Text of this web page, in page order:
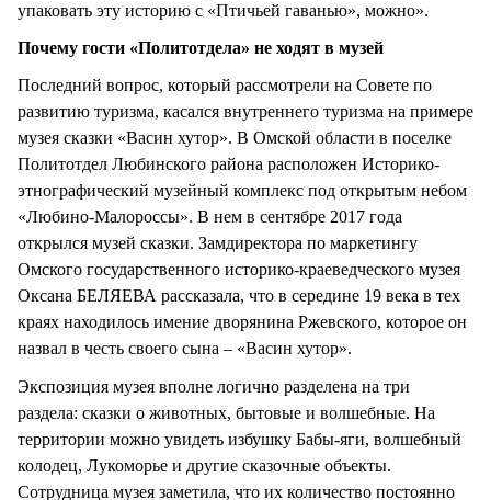
упаковать эту историю с «Птичьей гаванью», можно».
Почему гости «Политотдела» не ходят в музей
Последний вопрос, который рассмотрели на Совете по
развитию туризма, касался внутреннего туризма на примере
музея сказки «Васин хутор». В Омской области в поселке
Политотдел Любинского района расположен Историко-
этнографический музейный комплекс под открытым небом
«Любино-Малороссы». В нем в сентябре 2017 года
открылся музей сказки. Замдиректора по маркетингу
Омского государственного историко-краеведческого музея
Оксана БЕЛЯЕВА рассказала, что в середине 19 века в тех
краях находилось имение дворянина Ржевского, которое он
назвал в честь своего сына – «Васин хутор».
Экспозиция музея вполне логично разделена на три
раздела: сказки о животных, бытовые и волшебные. На
территории можно увидеть избушку Бабы-яги, волшебный
колодец, Лукоморье и другие сказочные объекты.
Сотрудница музея заметила, что их количество постоянно